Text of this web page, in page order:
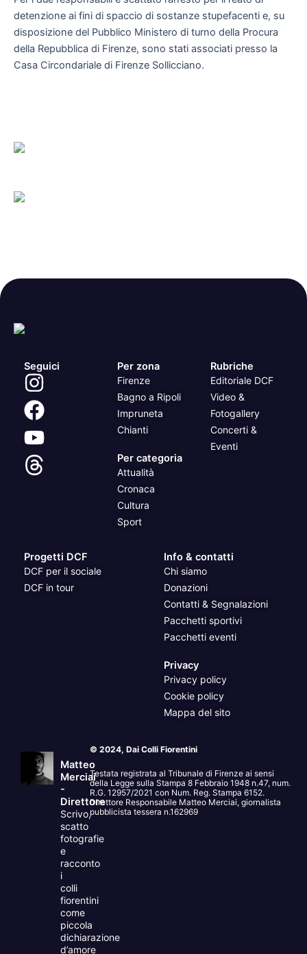
detenzione ai fini di spaccio di sostanze stupefacenti e, su
disposizione del Pubblico Ministero di turno della Procura
della Repubblica di Firenze, sono stati associati presso la
Casa Circondariale di Firenze Sollicciano.
Seguici Per zona
Firenze
Bagno a Ripoli
Impruneta
Chianti
Per categoria
Attualità
Cronaca
Cultura
Sport
Rubriche
Editoriale DCF
Video &
Fotogallery
Concerti &
Eventi
Progetti DCF
DCF per il sociale
DCF in tour
Info & contatti
Chi siamo
Donazioni
Contatti & Segnalazioni
Pacchetti sportivi
Pacchetti eventi
Privacy
Privacy policy
Cookie policy
Mappa del sito
Matteo
Merciai
-
Direttore
Scrivo,
scatto
fotografie
e
racconto
i
colli
fiorentini
come
piccola
dichiarazione
d’amore
© 2024, Dai Colli Fiorentini
Testata registrata al Tribunale di Firenze ai sensi
della Legge sulla Stampa 8 Febbraio 1948 n.47, num.
R.G. 12957/2021 con Num. Reg. Stampa 6152.
Direttore Responsabile Matteo Merciai, giornalista
pubblicista tessera n.162969